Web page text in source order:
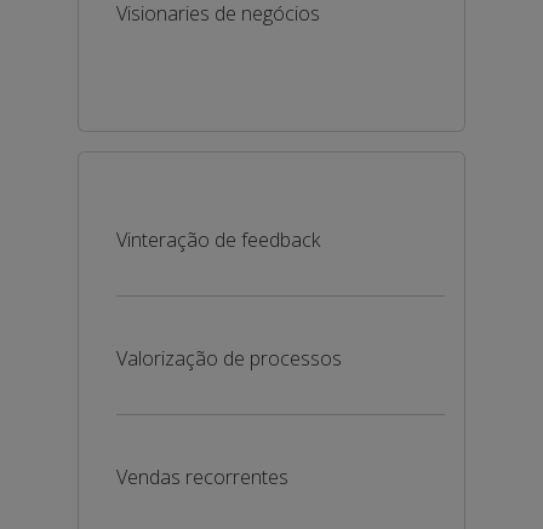
Visionaries de negócios
Vinteração de feedback
Valorização de processos
Vendas recorrentes